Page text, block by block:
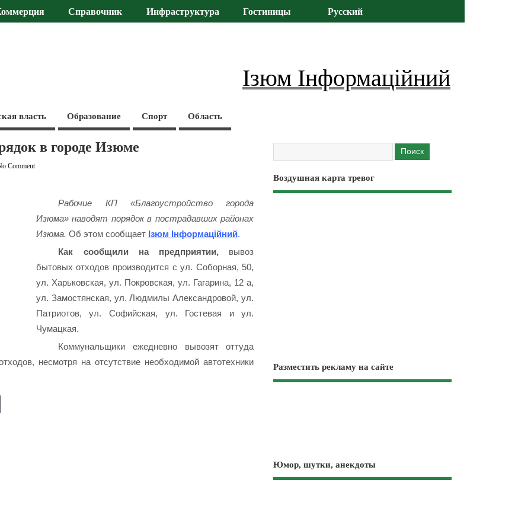
Справочник Инфраструктура Гостиницы Русский
Ізюм Інформаційний
власть Образование Спорт Область
в городе Изюме
Comment
Рабочие КП «Благоустройство города
Изюма» наводят порядок в пострадавших районах
Изюма. Об этом сообщает Ізюм Інформаційний.
Как сообщили на предприятии, вывоз
бытовых отходов производится с ул. Соборная, 50,
ул. Харьковская, ул. Покровская, ул. Гагарина, 12 а,
ул. Замостянская, ул. Людмилы Александровой, ул.
Патриотов, ул. Софийская, ул. Гостевая и ул.
Чумацкая.
Коммунальщики ежедневно вывозят оттуда
несмотря на отсутствие необходимой автотехники
Воздушная карта тревог
Разместить рекламу на сайте
Юмор, шутки, анекдоты